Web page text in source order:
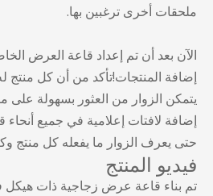
ملحقات أخرى ترغبين بها.
الآن بعد أن تم إعداد قاعة العرض
إضافة المنتجات!تأكد من أن كل منتج
يتمكن الزوار من العثور بسهولة على
إضافة لافتات إعلامية في جميع
حتى يعرف الزوار ما يفعله كل منتج
فيديو المنتج
تم بناء قاعة عرض زجاجية ذات هيكل